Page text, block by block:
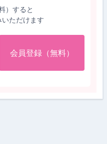
）すると
ただけます
会員登録（無料）